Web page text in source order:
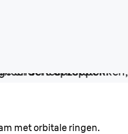
met orbitale ringen.